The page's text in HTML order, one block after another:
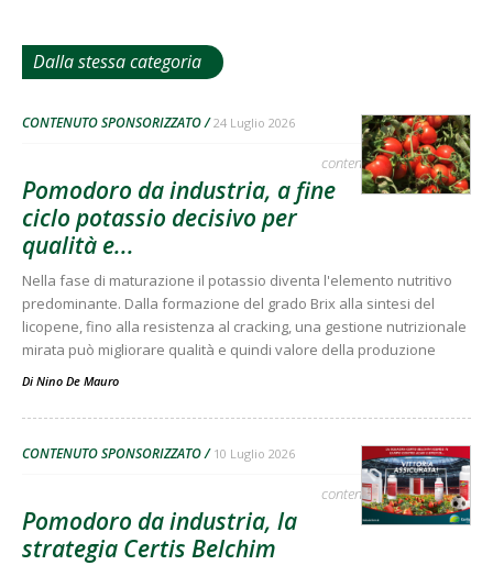
Dalla stessa categoria
CONTENUTO SPONSORIZZATO 24 Luglio 2026
contenuto sponsorizzato
Pomodoro da industria, a fine
ciclo potassio decisivo per
qualità e...
Nella fase di maturazione il potassio diventa l'elemento nutritivo
predominante. Dalla formazione del grado Brix alla sintesi del
licopene, fino alla resistenza al cracking, una gestione nutrizionale
mirata può migliorare qualità e quindi valore della produzione
Di Nino De Mauro
CONTENUTO SPONSORIZZATO 10 Luglio 2026
contenuto sponsorizzato
Pomodoro da industria, la
strategia Certis Belchim